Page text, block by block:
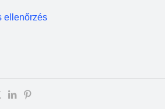
ellenőrzés